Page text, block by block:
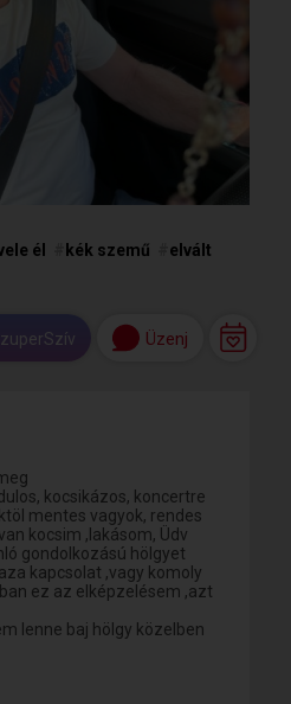
él kék szemű
elvált
Üzenj
kocsikázos, koncertre
mentes vagyok, rendes
kocsim ,lakásom, Üdv
gondolkozású hölgyet
kapcsolat ,vagy komoly
ez az elképzelésem ,azt
lenne baj hölgy közelben